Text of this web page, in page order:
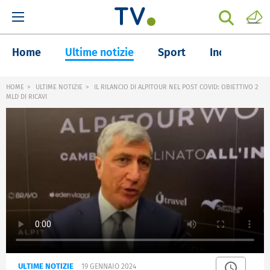
Home Ultime notizie Sport Inchieste
HOME ULTIME NOTIZIE
IL RILANCIO DI ALPITOUR NEL POST COVID: OBIETTIVO 2
MLD DI RICAVI
ULTIME NOTIZIE 19 GENNAIO 2024